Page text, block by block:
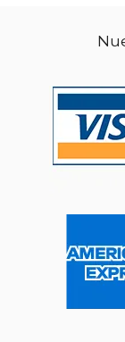
6%
dcto.